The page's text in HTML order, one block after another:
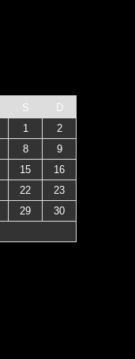
S
D
1
2
8
9
15
16
22
23
29
30